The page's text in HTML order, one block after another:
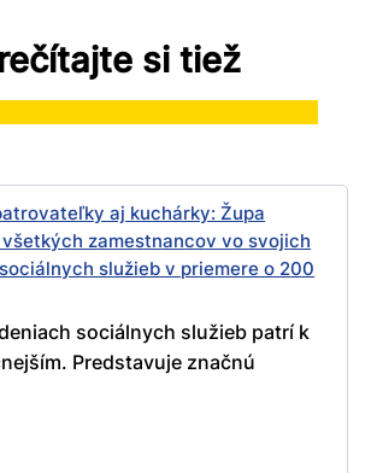
si tiež
aj kuchárky: Župa
zamestnancov vo svojich
služieb v priemere o 200
sociálnych služieb patrí k
Predstavuje značnú